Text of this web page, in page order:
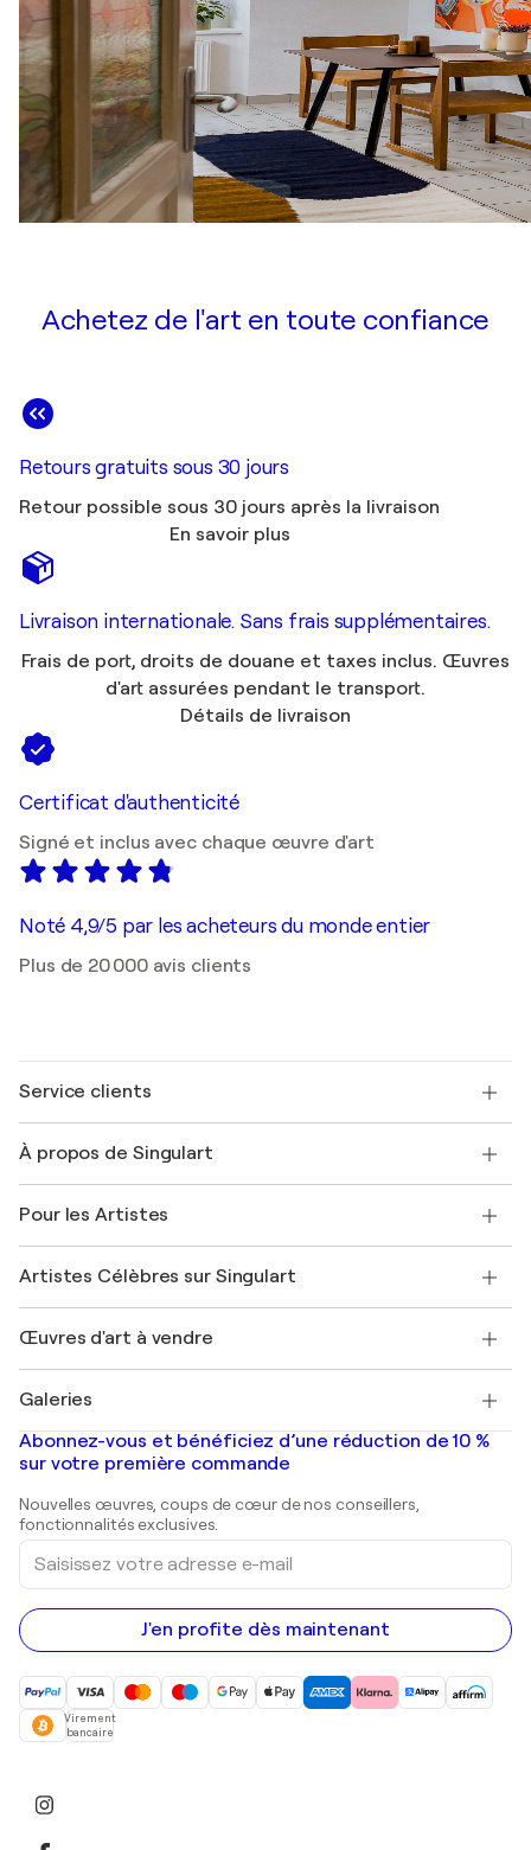
Achetez de l'art en toute confiance
Retours gratuits sous 30 jours
Retour possible sous 30 jours après la livraison
En savoir plus
Livraison internationale. Sans frais supplémentaires.
Frais de port, droits de douane et taxes inclus. Œuvres
d'art assurées pendant le transport.
Détails de livraison
Certificat d'authenticité
Signé et inclus avec chaque œuvre d'art
Noté 4,9/5 par les acheteurs du monde entier
Plus de 20 000 avis clients
Service clients
Expédition
Offrir une carte cadeau
Rejoignez notre programme commercial
Mon compte
+33 1 76 44 06 42
À propos de Singulart
FAQ
Magazine Singulart
Emplois
Découvrez une sélection d'art original
Pour les Artistes
Se connecter en tant qu'Artiste
Artistes Célèbres sur Singulart
Marc Chagall
Banksy
Mr. Brainwash
Shepard Fairey
Œuvres d'art à vendre
Tableaux abstraits à vendre
Peintures de paysage
Estampes
Peintures acryliques
Galeries
Galeries d'art en France
Galeries d'art en Belgique
Abonnez-vous et bénéficiez d’une réduction de 10 %
sur votre première commande
Nouvelles œuvres, coups de cœur de nos conseillers,
fonctionnalités exclusives.
Saisissez
votre
adresse
e-
mail
J'en profite dès maintenant
Virement
bancaire